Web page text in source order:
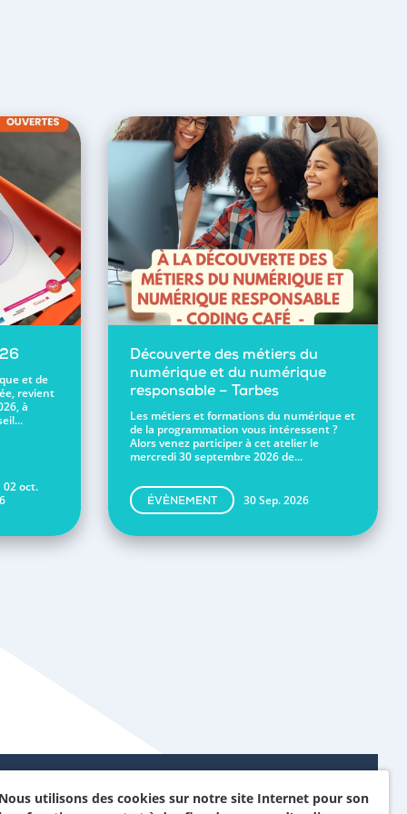
et de
revient
à
02 oct.
Découverte des métiers du
numérique et du numérique
responsable – Tarbes
Les métiers et formations du numérique et
de la programmation vous intéressent ?
Alors venez participer à cet atelier le
mercredi 30 septembre 2026 de...
ÉVÈNEMENT 30 Sep. 2026
utilisons des cookies sur notre site Internet pour son